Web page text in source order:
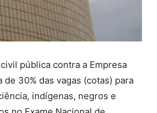
pública contra a Empresa
30% das vagas (cotas) para
indígenas, negros e